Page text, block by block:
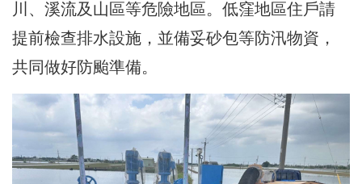
川、溪流及山區等危險地區。低窪地區住戶請
提前檢查排水設施，並備妥砂包等防汛物資，
共同做好防颱準備。